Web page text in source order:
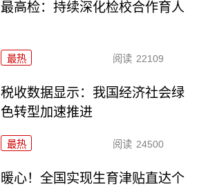
最高检：持续深化检校合作育人
最热 阅读 22109
税收数据显示：我国经济社会绿
色转型加速推进
最热 阅读 24500
暖心！全国实现生育津贴直达个